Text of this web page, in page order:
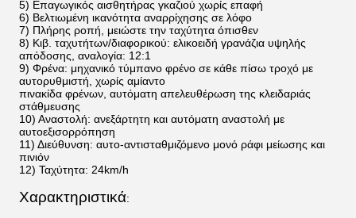
5) Επαγωγικός αισθητήρας γκαζιού χωρίς επαφή
6) Βελτιωμένη ικανότητα αναρρίχησης σε λόφο
7) Πλήρης ροπή, μειώστε την ταχύτητα όπισθεν
8) Κιβ. ταχυτήτων/διαφορικού: ελικοειδή γρανάζια υψηλής
απόδοσης, αναλογία: 12:1
9) Φρένα: μηχανικό τύμπανο φρένο σε κάθε πίσω τροχό με
αυτορυθμιστή, χωρίς αμίαντο
πινακίδα φρένων, αυτόματη απελευθέρωση της κλειδαριάς
στάθμευσης
10) Αναστολή: ανεξάρτητη και αυτόματη αναστολή με
αυτοεξισορρόπηση
11) Διεύθυνση: αυτο-αντισταθμιζόμενο μονό ράφι μείωσης και
πινιόν
12) Ταχύτητα: 24km/h
Χαρακτηριστικά: